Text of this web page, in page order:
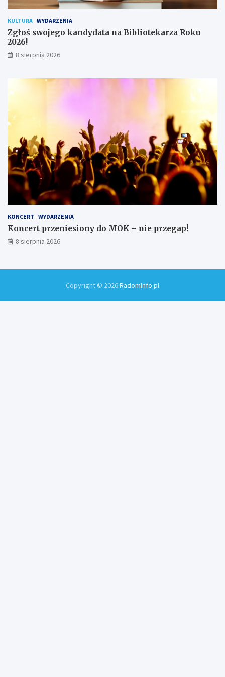
i
ó
w
KULTURA WYDARZENIA
Zgłoś swojego kandydata na Bibliotekarza Roku
2026!
8 sierpnia 2026
KONCERT WYDARZENIA
Koncert przeniesiony do MOK – nie przegap!
8 sierpnia 2026
Copyright © 2026RadomInfo.pl